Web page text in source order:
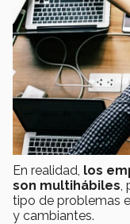
En realidad, los
son multihábiles,
tipo de problemas
y cambiantes.